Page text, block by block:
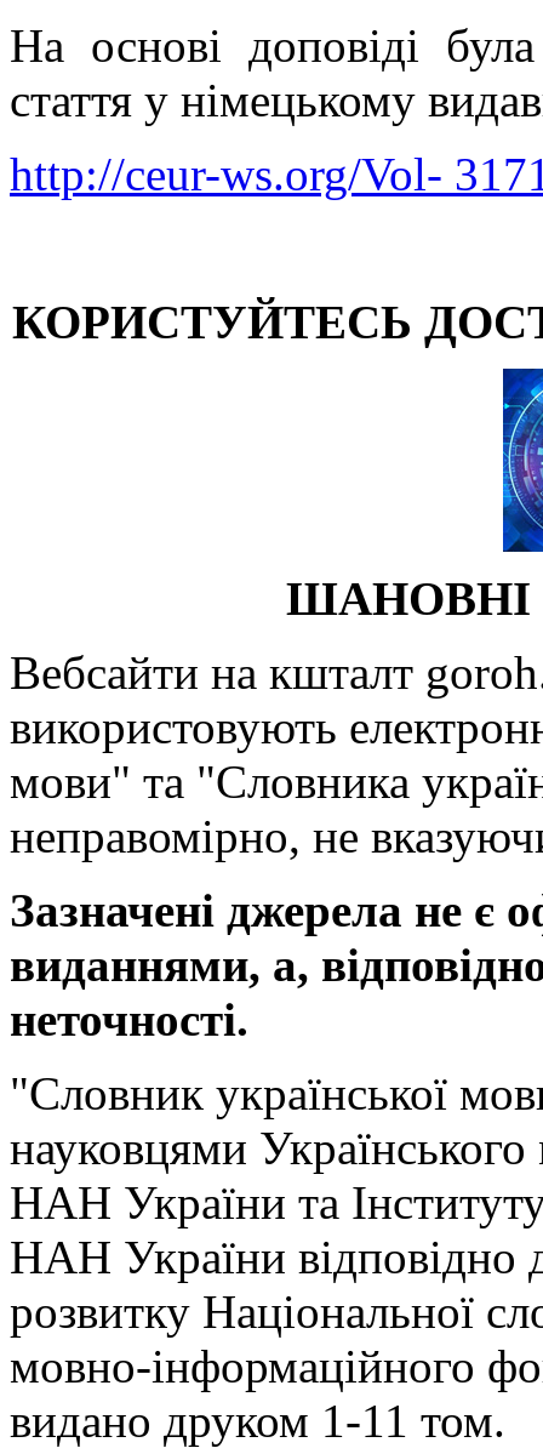
На основі доповіді
стаття у німецькому
http://ceur-ws.org/Vol-
КОРИСТУЙТЕСЬ
ШАНОВНІ
Вебсайти на кшталт
використовують
мови" та "Словника
неправомірно, не
Зазначені джерела не є
виданнями, а,
неточності.
"Словник української
науковцями
НАН України та
НАН України відповідно
розвитку Національної
мовно-інформаційного
видано друком 1-11 том.